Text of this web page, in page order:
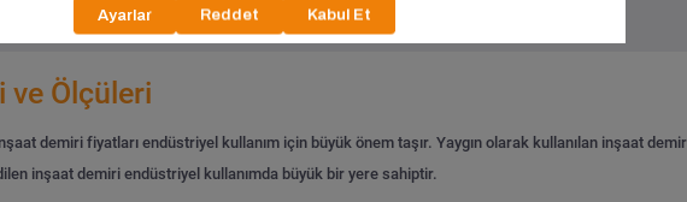
ve Ölçüleri
demiri fiyatları endüstriyel kullanım için büyük önem taşır. Yaygın olarak kullanılan inşaat
inşaat demiri endüstriyel kullanımda büyük bir yere sahiptir.